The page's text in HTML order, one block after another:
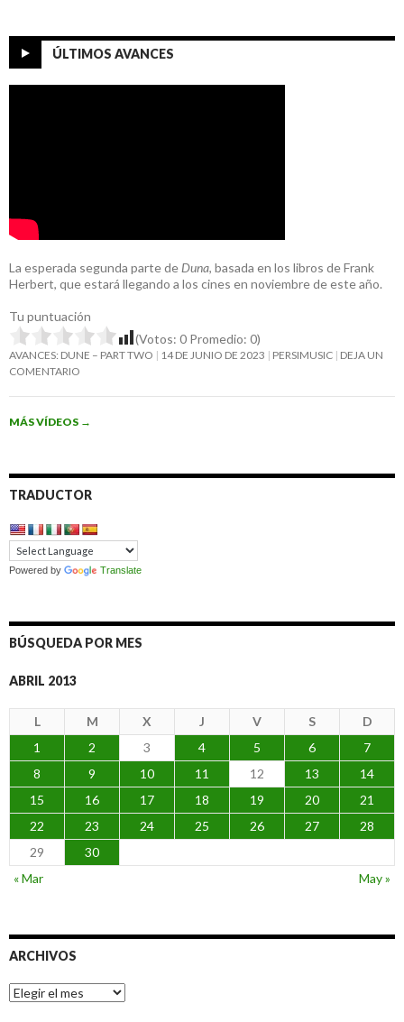
ÚLTIMOS AVANCES
La esperada segunda parte deDuna, basada en los libros de Frank
Herbert, que estará llegando a los cines en noviembre de este año.
Tu puntuación
(Votos: 0 Promedio: 0)
AVANCES: DUNE – PART TWO 14 DE JUNIO DE 2023 PERSIMUSIC DEJA UN
COMENTARIO
MÁS VÍDEOS →
TRADUCTOR
Powered by Translate
BÚSQUEDA POR MES
ABRIL 2013
L M X J V S
D
1
2 3 4 5 6
7
8
9 10 11 12 13
14
15
16 17 18 19 20
21
22
23 24 25 26 27
28
29
30
« Mar
May »
ARCHIVOS
Archivos